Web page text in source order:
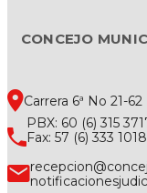
CONCEJO
Carrera 6ª No 21-
PBX: 60 (6) 315
Fax: 57 (6) 333 1018